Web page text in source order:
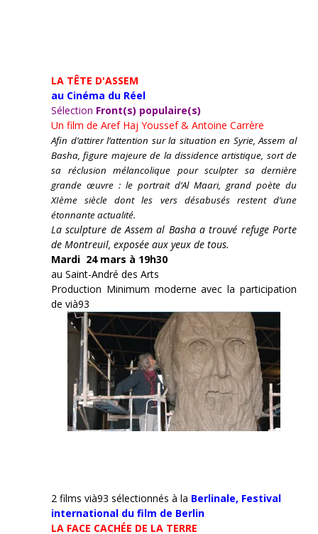
LA TÊTE D'ASSEM
au Cinéma du Réel
Sélection Front(s) populaire(s)
Un film de Aref Haj Youssef & Antoine Carrère
Afin d’attirer l’attention sur la situation en Syrie, Assem al
Basha, figure majeure de la dissidence artistique, sort de
sa réclusion mélancolique pour sculpter sa dernière
grande œuvre : le portrait d’Al Maari, grand poète du
XIème siècle dont les vers désabusés restent d’une
étonnante actualité.
La sculpture de Assem al Basha a trouvé refuge Porte
de Montreuil, exposée aux yeux de tous.
Mardi 24 mars à 19h30
au Saint-André des Arts
Production Minimum moderne avec la participation
de vià93
2 films vià93 sélectionnés à la Berlinale, Festival
international du film de Berlin
LA FACE CACHÉE DE LA TERRE